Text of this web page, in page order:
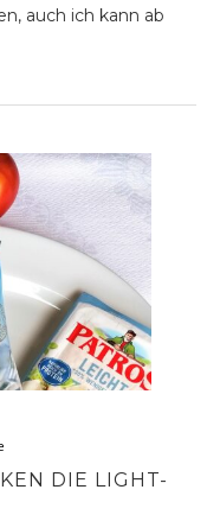
auch ich kann ab
DIE LIGHT-